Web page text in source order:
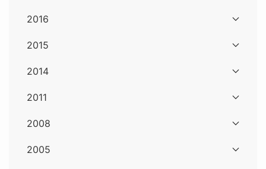
2016
2015
2014
2011
2008
2005